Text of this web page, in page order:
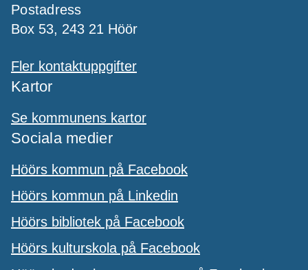
Postadress
Box 53, 243 21 Höör
Fler kontaktuppgifter
Kartor
Se kommunens kartor
Sociala medier
Höörs kommun på Facebook
Höörs kommun på Linkedin
Höörs bibliotek på Facebook
Höörs kulturskola på Facebook